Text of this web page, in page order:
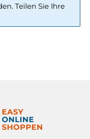
Teilen Sie Ihre